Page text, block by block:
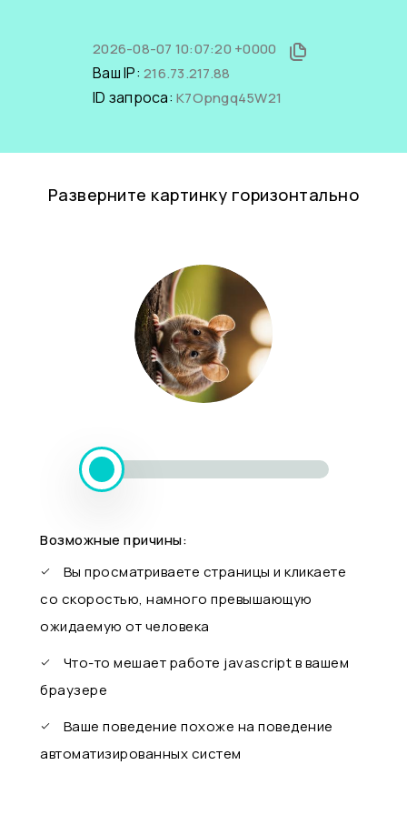
2026-08-07 10:07:20 +0000
Ваш IP: 216.73.217.88
ID запроса: K7Opngq45W21
Разверните картинку горизонтально
Возможные причины:
Вы просматриваете страницы и кликаете
со скоростью, намного превышающую
ожидаемую от человека
Что-то мешает работе javascript в вашем
браузере
Ваше поведение похоже на поведение
автоматизированных систем